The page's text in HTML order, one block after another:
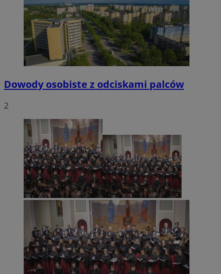
Dowody osobiste z odciskami palców
2